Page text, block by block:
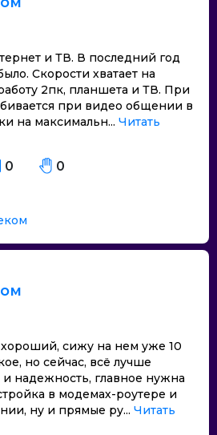
и ТВ. В последний год
Скорости хватает на
2пк, планшета и ТВ. При
при видео общении в
на максимальн... Читать
0
0
сижу на нем уже 10
но сейчас, всё лучше
и надежность, главное нужна
в модемах-роутере и
ну и прямые ру... Читать